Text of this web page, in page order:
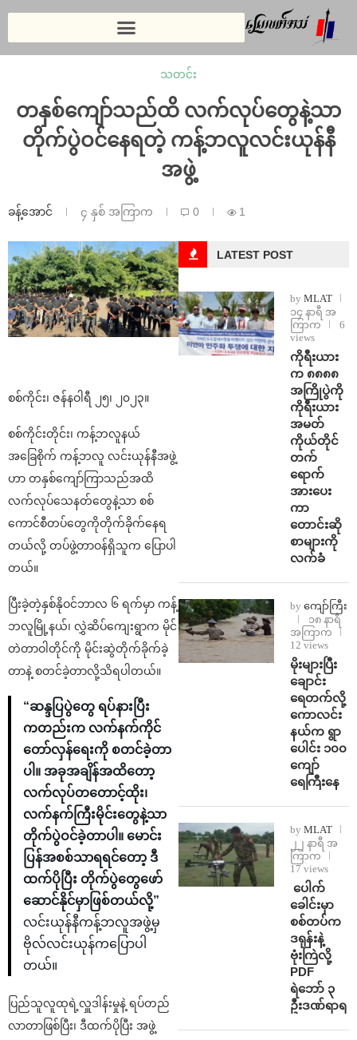
သတင်း
တနှစ်ကျော်သည်ထိ လက်လုပ်တွေနဲ့သာ
တိုက်ပွဲဝင်နေရတဲ့ ကန့်ဘလူလင်းယုန်နီ
အဖွဲ့
ခန့်အောင် ၄ နှစ် အကြာက 0 1
စစ်ကိုင်း၊ ဇန်နဝါရီ ၂၅၊ ၂၀၂၃။
စစ်ကိုင်းတိုင်း၊ ကန့်ဘလူနယ်
အခြေစိုက် ကန့်ဘလူ လင်းယုန်နီအဖွဲ့
ဟာ တနှစ်ကျော်ကြာသည်အထိ
လက်လုပ်သေနတ်တွေနဲ့သာ စစ်
ကောင်စီတပ်တွေကိုတိုက်ခိုက်နေရ
တယ်လို့ တပ်ဖွဲ့တာဝန်ရှိသူက ပြောပါ
တယ်။
ပြီးခဲ့တဲ့နှစ်နိုဝင်ဘာလ ၆ ရက်မှာ ကန့်
ဘလူမြို့နယ်၊ လွှဲဆိပ်ကျေးရွာက မိုင်
တဲတာဝါတိုင်ကို မိုင်းဆွဲတိုက်ခိုက်ခဲ့
တာနဲ့ စတင်ခဲ့တာလို့သိရပါတယ်။
“ဆန္ဒပြပွဲတွေ ရပ်နားပြီး
ကတည်းက လက်နက်ကိုင်
တော်လှန်ရေးကို စတင်ခဲ့တာ
ပါ။ အခုအချိန်အထိတော့
လက်လုပ်တတောင့်ထိုး၊
လက်နက်ကြီးမိုင်းတွေနဲ့သာ
တိုက်ပွဲဝင်ခဲ့တာပါ။ မောင်း
ပြန်အစစ်သာရရင်တော့ ဒီ
ထက်ပိုပြီး တိုက်ပွဲတွေဖော်
ဆောင်နိုင်မှာဖြစ်တယ်လို့”
လင်းယုန်နီကန့်ဘလူအဖွဲ့မှ
ဗိုလ်လင်းယုန်ကပြောပါ
တယ်။
ပြည်သူလူထုရဲ့လှူဒါန်းမှုနဲ့ ရပ်တည်
လာတာဖြစ်ပြီး၊ ဒီထက်ပိုပြီး အဖွဲ့
LATEST POST
by MLAT
၁၄ နာရီ အ
ကြာက
6
views
ကိုရီးယား
က ၈၈၈၈
အကြိုပွဲကို
ကိုရီးယား
အမတ်
ကိုယ်တိုင်
တက်
ရောက်
အားပေး
ကာ
တောင်းဆို
စာများကို
လက်ခံ
by ကျော်ကြီး
၁၈ နာရီ
အကြာက
12 views
⁨မိုးများပြီး
ချောင်း
ရေတက်လို့
ကောလင်း
နယ်က ရွာ
ပေါင်း ၁၀၀
ကျော်
ရေကြီးနေ
by MLAT
၂၂ နာရီ အ
ကြာက
17 views
⁩ ⁨ပေါက်
ခေါင်းမှာ
စစ်တပ်က
ဒရုန်းနဲ့
ဗုံးကြဲလို့
PDF
ရဲဘော် ၃
ဦးဒဏ်ရာရ